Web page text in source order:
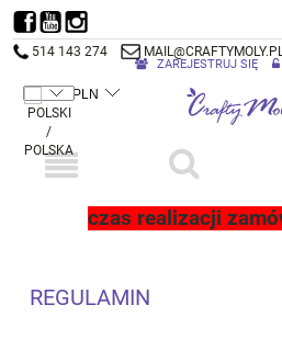
514 143 274
ZAREJESTRUJ SIĘ
czas realizacji
REGULAMIN